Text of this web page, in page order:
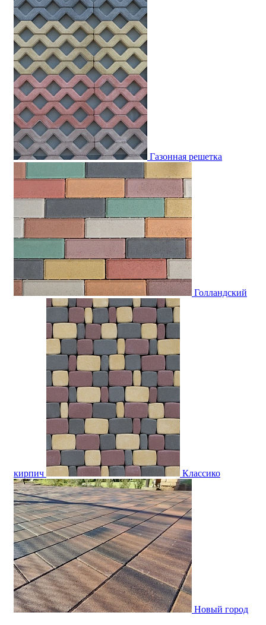
Газонная решетка
Голландский
кирпич Классико
Новый город